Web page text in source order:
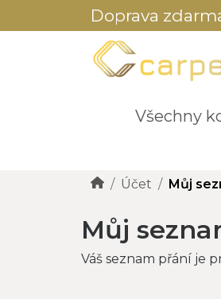
Doprava
Všechny
Účet Můj
Můj
Váš seznam přání je